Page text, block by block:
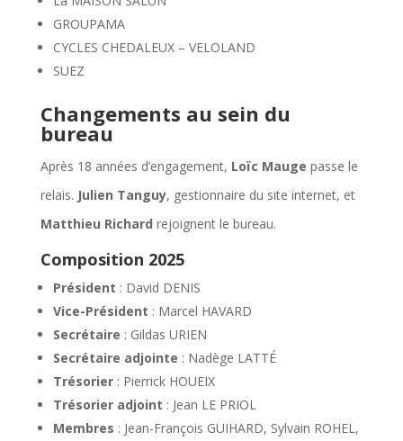
GROUPAMA
CYCLES CHEDALEUX – VELOLAND
SUEZ
Changements au sein du
bureau
Après 18 années d’engagement, Loïc Mauge passe le
relais. Julien Tanguy, gestionnaire du site internet, et
Matthieu Richard rejoignent le bureau.
Composition 2025
Président : David DENIS
Vice-Président : Marcel HAVARD
Secrétaire : Gildas URIEN
Secrétaire adjointe : Nadège LATTÉ
Trésorier: Pierrick HOUEIX
Trésorier adjoint : Jean LE PRIOL
Membres : Jean-François GUIHARD, Sylvain ROHEL,